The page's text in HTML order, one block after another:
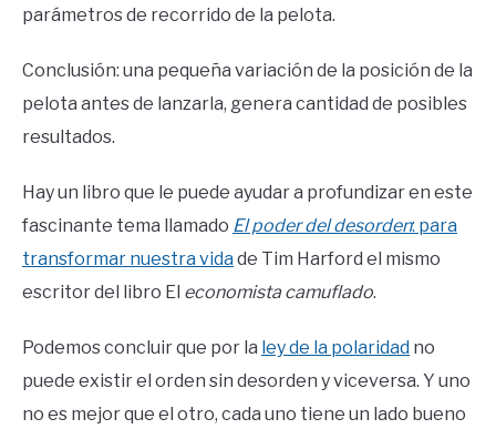
parámetros de recorrido de la pelota.
Conclusión: una pequeña variación de la posición de la
pelota antes de lanzarla, genera cantidad de posibles
resultados.
Hay un libro que le puede ayudar a profundizar en este
fascinante tema llamado El poder del desorden: para
transformar nuestra vida de Tim Harford el mismo
escritor del libro El economista camuflado.
Podemos concluir que por la ley de la polaridad no
puede existir el orden sin desorden y viceversa. Y uno
no es mejor que el otro, cada uno tiene un lado bueno